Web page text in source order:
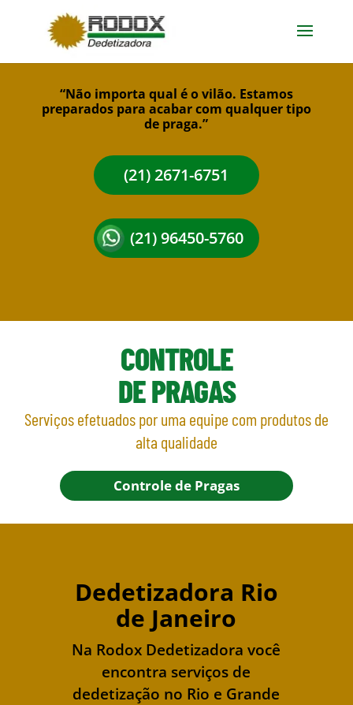
“Não importa qual é o vilão. Estamos
preparados para acabar com qualquer tipo
de praga.”
(21) 2671-6751
(21) 96450-5760
CONTROLE
DE PRAGAS
Serviços efetuados por uma equipe com produtos de
alta qualidade
Controle de Pragas
Dedetizadora Rio
de Janeiro
Na Rodox Dedetizadora você
encontra serviços de
dedetização no Rio e Grande